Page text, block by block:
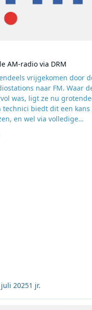
AM-radio via DRM
vrijgekomen door
naar FM. Waar
was, ligt ze nu
biedt dit een kans
en wel via volledige
pogingen, waarbij een
20251 jr.
in Zuid-Amerika